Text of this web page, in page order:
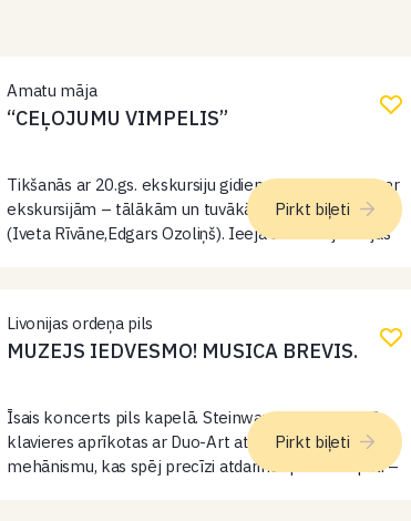
Amatu māja
“CEĻOJUMU VIMPELIS”
Tikšanās ar 20.gs. ekskursiju gidiem. Atmiņu stāsti par
ekskursijām – tālākām un tuvākām no Ventspils
(Iveta Rīvāne,Edgars Ozoliņš). Ieeja ar muzeja ieejas
Pirkt biļeti
Livonijas ordeņa pils
MUZEJS IEDVESMO! MUSICA BREVIS.
Īsais koncerts pils kapelā. Steinway & Sons būvētās
klavieres aprīkotas ar Duo-Art atskaņošanas
mehānismu, kas spēj precīzi atdarināt pianista spēli –
Pirkt biļeti